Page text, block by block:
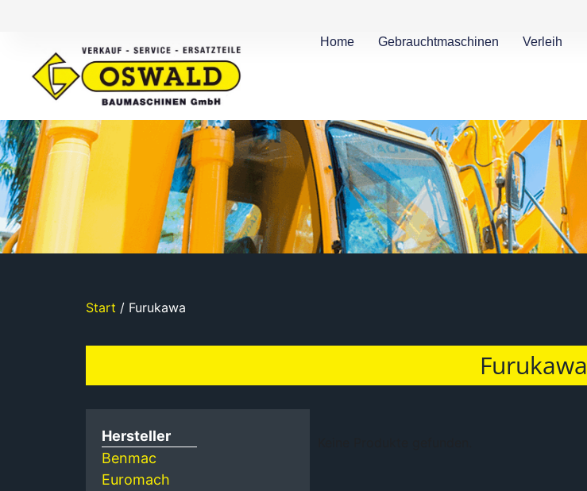
Home Gebrauchtmaschinen Verleih
Start / Furukawa
Furukawa
Hersteller
Benmac
Euromach